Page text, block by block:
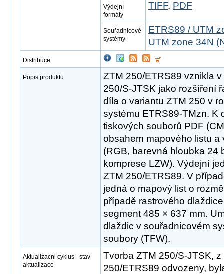
Výdejní
formáty
TIFF, PDF
Souřadnicové
systémy
ETRS89 / UTM
UTM zone 34N
Distribuce
Popis produktu
ZTM 250/ETRS89 vznikla
250/S-JTSK jako rozšíření
díla o variantu ZTM 250 v
systému ETRS89-TMzn. K
tiskových souborů PDF
obsahem mapového listu a
(RGB, barevná hloubka 24
komprese LZW). Výdejní
ZTM 250/ETRS89. V
jedná o mapový list o
případě rastrového
segment 485 × 637 mm.
dlaždic v souřadnicovém
soubory (TFW).
Aktualizacni cyklus - stav
aktualizace
Tvorba ZTM 250/S-JTSK,
250/ETRS89 odvozeny,